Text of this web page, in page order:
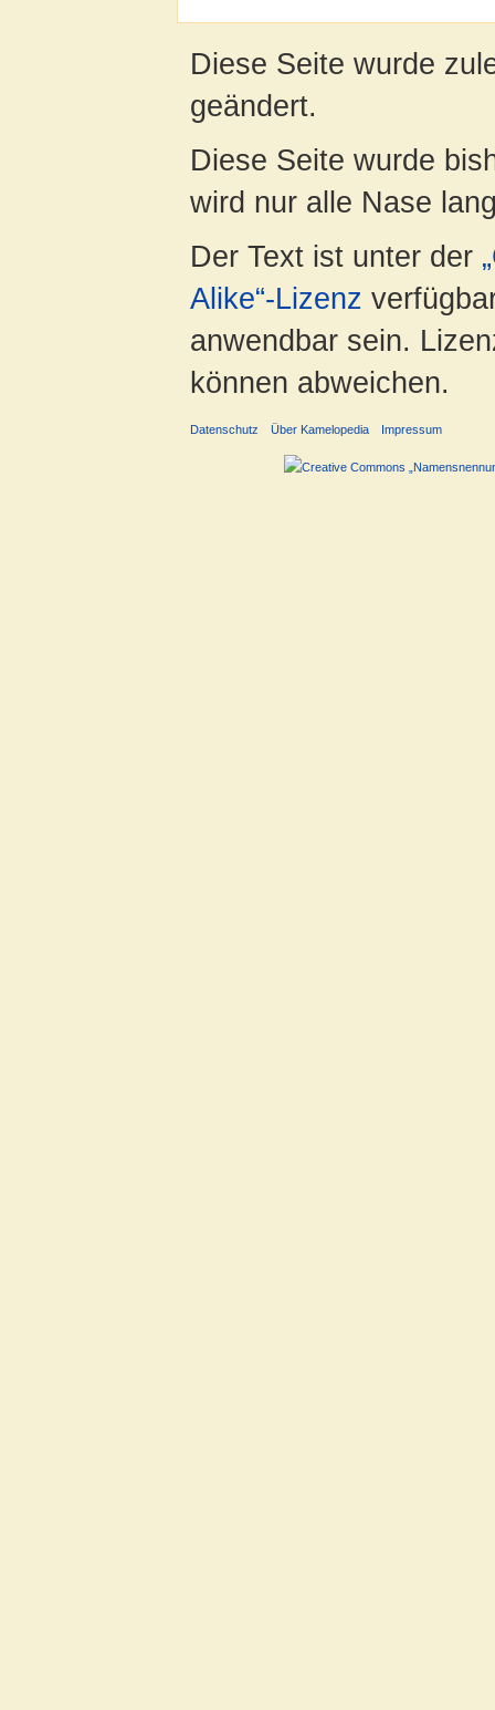
Diese Seite wurde
geändert.
Diese Seite wurde
wird nur alle Nase
Der Text ist unter der
Alike“-Lizenz
anwendbar sein.
können abweichen.
Datenschutz Über Kamelopedia Impressum